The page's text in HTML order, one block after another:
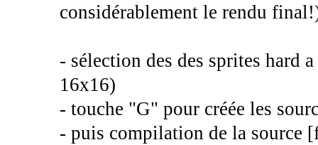
considérablement le rendu
- sélection des des sprites hard
16x16)
- touche "G" pour créée les
- puis compilation de la source